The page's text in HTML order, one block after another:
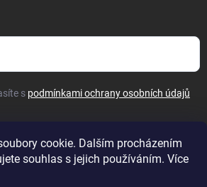
cookie. Dalším procházením
souhlas s jejich používáním. Více
s podmínkami ochrany osobních údajů